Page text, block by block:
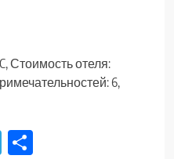
Стоимость отеля:
6,
Telegram